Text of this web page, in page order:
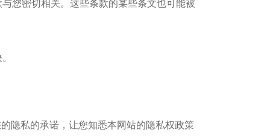
您密切相关。这些条款的某些条文也可能被
隐私的承诺，让您知悉本网站的隐私权政策